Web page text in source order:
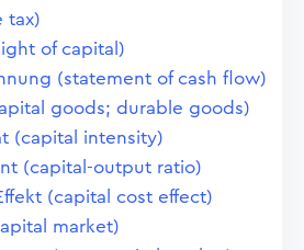
tax)
of capital)
(statement of cash flow)
goods; durable goods)
(capital intensity)
(capital-output ratio)
(capital cost effect)
market)